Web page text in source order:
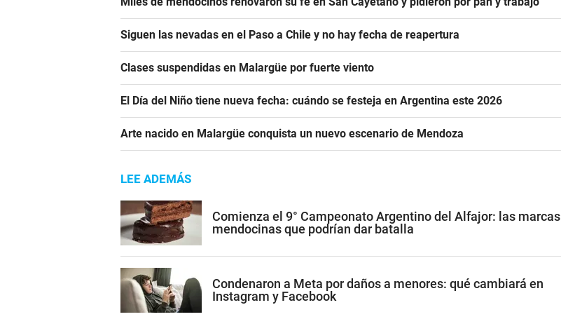
Siguen las nevadas en el Paso a Chile y no hay fecha de reapertura
Clases suspendidas en Malargüe por fuerte viento
El Día del Niño tiene nueva fecha: cuándo se festeja en Argentina este 2026
Arte nacido en Malargüe conquista un nuevo escenario de Mendoza
LEE ADEMÁS
Comienza el 9° Campeonato Argentino del Alfajor: las marcas
mendocinas que podrían dar batalla
Condenaron a Meta por daños a menores: qué cambiará en
Instagram y Facebook